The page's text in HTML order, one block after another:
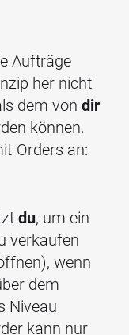
Aufträge
her nicht
dem von dir
können.
Orders an:
du, um ein
verkaufen
wenn
dem
Niveau
kann nur